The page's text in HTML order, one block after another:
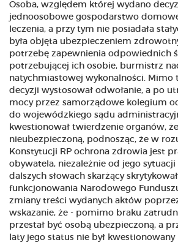
Osoba, względem której wydano
jednoosobowe gospodarstwo
leczenia, a przy tym nie posiadała
była objęta ubezpieczeniem
potrzebę zapewnienia odpowiednich
potrzebującej ich osobie, burmistrz
natychmiastowej wykonalności. Mimo
decyzji wystosował odwołanie, a po
mocy przez samorządowe kolegium
do wojewódzkiego sądu
kwestionował twierdzenie organów,
nieubezpieczoną, podnosząc, że w
Konstytucji RP ochrona zdrowia jest
obywatela, niezależnie od jego
dalszych słowach skarżący
funkcjonowania Narodowego
zmiany treści wydanych aktów
wskazanie, że - pomimo braku
przestał być osobą ubezpieczoną, a
laty jego status nie był